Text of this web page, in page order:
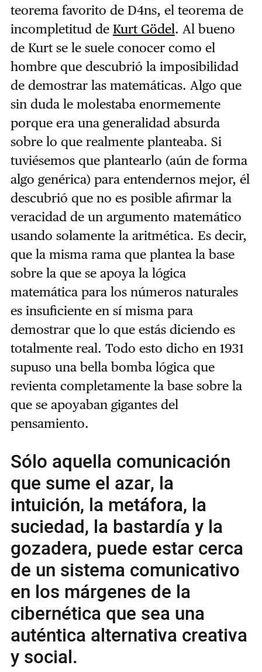
teorema favorito de D4ns, el teorema de
incompletitud de Kurt Gödel. Al bueno
de Kurt se le suele conocer como el
hombre que descubrió la imposibilidad
de demostrar las matemáticas. Algo que
sin duda le molestaba enormemente
porque era una generalidad absurda
sobre lo que realmente planteaba. Si
tuviésemos que plantearlo (aún de forma
algo genérica) para entendernos mejor, él
descubrió que no es posible afirmar la
veracidad de un argumento matemático
usando solamente la aritmética. Es decir,
que la misma rama que plantea la base
sobre la que se apoya la lógica
matemática para los números naturales
es insuficiente en sí misma para
demostrar que lo que estás diciendo es
totalmente real. Todo esto dicho en 1931
supuso una bella bomba lógica que
revienta completamente la base sobre la
que se apoyaban gigantes del
pensamiento.
Sólo aquella comunicación
que sume el azar, la
intuición, la metáfora, la
suciedad, la bastardía y la
gozadera, puede estar cerca
de un sistema comunicativo
en los márgenes de la
cibernética que sea una
auténtica alternativa creativa
y social.